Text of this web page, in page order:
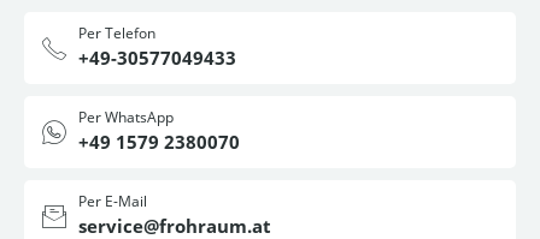
Per Telefon
+49-30577049433
Per WhatsApp
+49 1579 2380070
Per E-Mail
service@frohraum.at